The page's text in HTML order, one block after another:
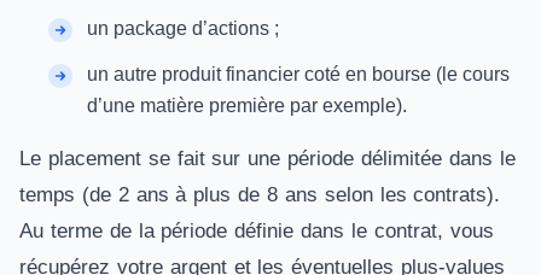
un package d’actions ;
un autre produit financier coté en bourse (le cours
d’une matière première par exemple).
Le placement se fait sur une période délimitée dans le
temps (de 2 ans à plus de 8 ans selon les contrats).
Au terme de la période définie dans le contrat, vous
récupérez votre argent et les éventuelles plus-values